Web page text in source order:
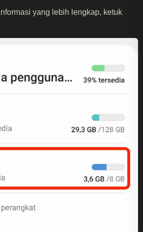
yang lebih lengkap, ketuk